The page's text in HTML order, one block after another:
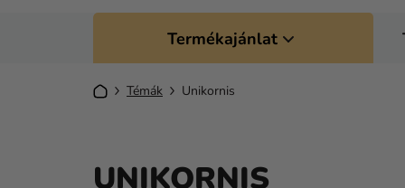
Termékajánlat
KezdőlapTémák Unikornis
UNIKORNIS